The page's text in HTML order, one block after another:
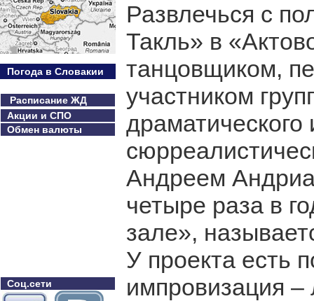
Погода в Словакии
Расписание ЖД
Акции и СПО
Обмен валюты
Соц.сети
Развлечься с
Такль» в
танцовщиком,
участником
драматического
Андреем
четыре раза в
зале»,
У проекта есть
импровизация –